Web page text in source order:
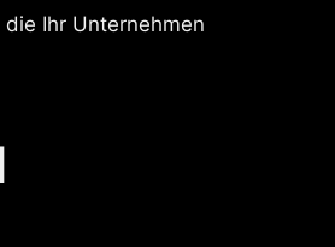
Ihr Unternehmen